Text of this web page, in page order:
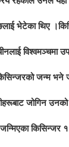
भेटेका थिए
विश्वमञ्चमा
जन्म भने
जोगिन
किसिन्जर